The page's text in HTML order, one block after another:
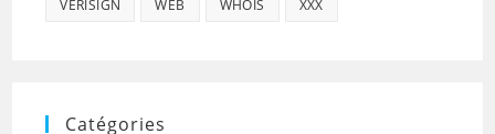
VERISIGN WEB WHOIS XXX
Catégories